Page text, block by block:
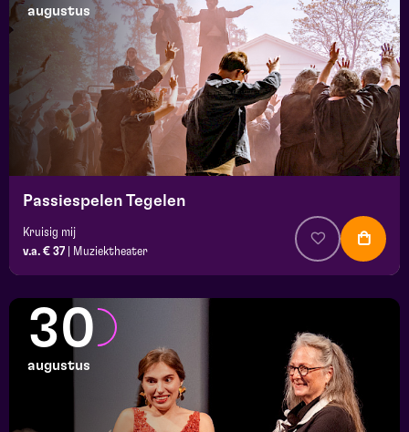
augustus
Passiespelen Tegelen
Kruisig mij
v.a. € 37
Muziektheater
30
augustus